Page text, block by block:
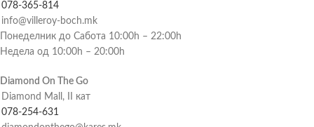
078-365-814
info@villeroy-boch.mk
Понеделник до Сабота 10:00h – 22:00h
Недела од 10:00h – 20:00h
Diamond On The Go
Diamond Mall, II кат
078-254-631